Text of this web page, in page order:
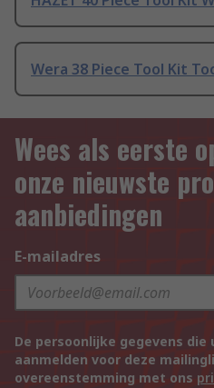
Wera 38 Piece Tool Kit
Wees als eerste
onze nieuwste
aanbiedingen
E-mailadres
De persoonlijke gegevens
aanmelden voor deze
overeenstemming met ons